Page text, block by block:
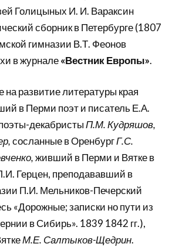
Голицыных И. И. Вараксин
сборник в Петербурге (1807
гимназии В.Т. Феонов
в журнале«Вестник Европы».
развитие литературы края
в Перми поэт и писатель Е.А.
декабристыП.М. Кудряшов,
сосланные в ОренбургГ.С.
живший в Перми и Вятке в
Герцен, преподававший в
П.И. Мельников-Печерский
«Дорожные; записки но пути из
в Сибирь». 1839 1842 гг.),
М.Е. Салтыков-Щедрин.